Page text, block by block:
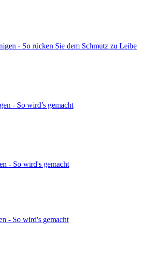
- So rücken Sie dem Schmutz zu Leibe
- So wird’s gemacht
- So wird's gemacht
- So wird's gemacht